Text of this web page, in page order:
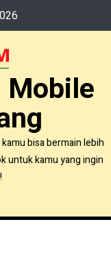
Mobile
bisa bermain lebih
untuk kamu yang ingin